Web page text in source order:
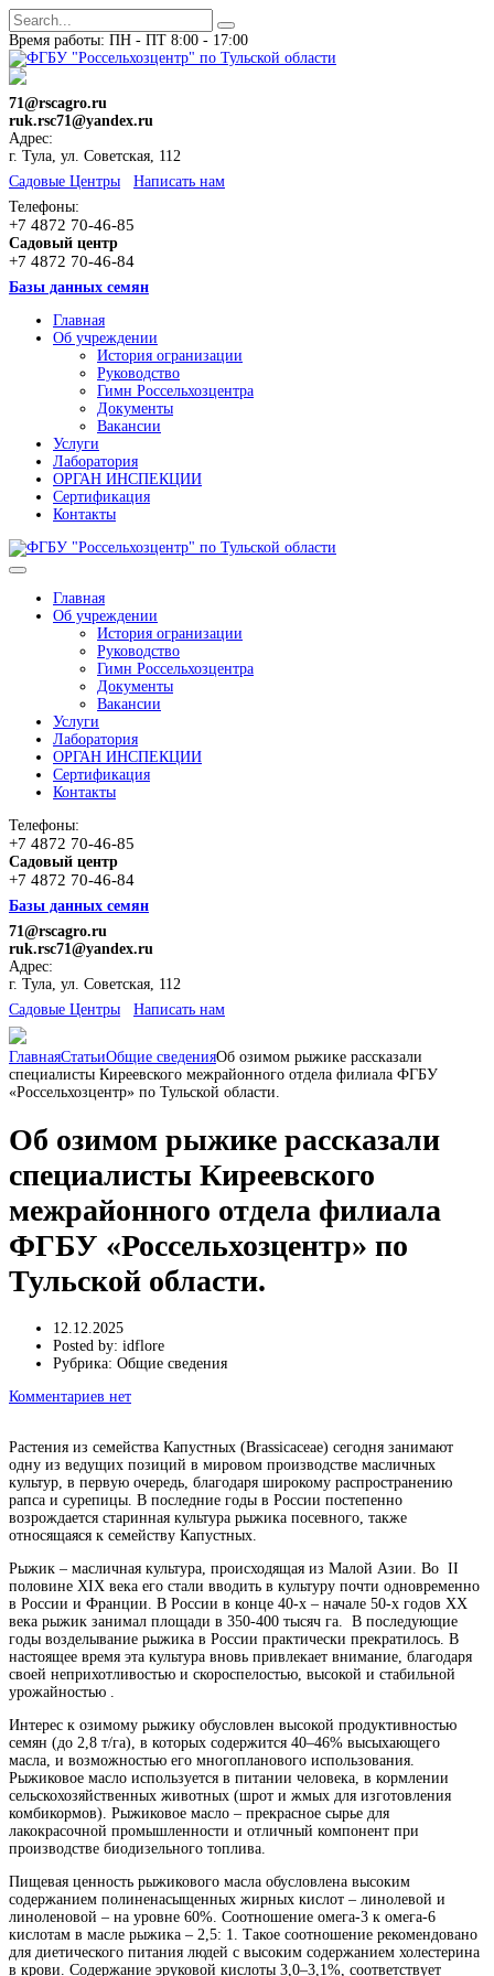
Время работы: ПН - ПТ 8:00 - 17:00
71@rscagro.ru
ruk.rsc71@yandex.ru
Адрес:
г. Тула, ул. Советская, 112
Cадовые Центры
Написать нам
Телефоны:
+7 4872 70-46-85
Садовый центр
+7 4872 70-46-84
Базы данных семян
Главная
Об учреждении
История огранизации
Руководство
Гимн Россельхозцентра
Документы
Вакансии
Услуги
Лаборатория
ОРГАН ИНСПЕКЦИИ
Сертификация
Контакты
Главная
Об учреждении
История огранизации
Руководство
Гимн Россельхозцентра
Документы
Вакансии
Услуги
Лаборатория
ОРГАН ИНСПЕКЦИИ
Сертификация
Контакты
Телефоны:
+7 4872 70-46-85
Садовый центр
+7 4872 70-46-84
Базы данных семян
71@rscagro.ru
ruk.rsc71@yandex.ru
Адрес:
г. Тула, ул. Советская, 112
Cадовые Центры
Написать нам
ГлавнаяСтатьиОбщие сведенияОб озимом рыжике рассказали
специалисты Киреевского межрайонного отдела филиала ФГБУ
«Россельхозцентр» по Тульской области.
Об озимом рыжике рассказали
специалисты Киреевского
межрайонного отдела филиала
ФГБУ «Россельхозцентр» по
Тульской области.
12.12.2025
Posted by: idflore
Рубрика: Общие сведения
Комментариев нет
Растения из семейства Капустных (Brassicaceae) сегодня занимают
одну из ведущих позиций в мировом производстве масличных
культур, в первую очередь, благодаря широкому распространению
рапса и сурепицы. В последние годы в России постепенно
возрождается старинная культура рыжика посевного, также
относящаяся к семейству Капустных.
Рыжик – масличная культура, происходящая из Малой Азии. Во II
половине XIX века его стали вводить в культуру почти одновременно
в России и Франции. В России в конце 40-х – начале 50-х годов XX
века рыжик занимал площади в 350-400 тысяч га. В последующие
годы возделывание рыжика в России практически прекратилось. В
настоящее время эта культура вновь привлекает внимание, благодаря
своей неприхотливостью и скороспелостью, высокой и стабильной
урожайностью .
Интерес к озимому рыжику обусловлен высокой продуктивностью
семян (до 2,8 т/га), в которых содержится 40–46% высыхающего
масла, и возможностью его многопланового использования.
Рыжиковое масло используется в питании человека, в кормлении
сельскохозяйственных животных (шрот и жмых для изготовления
комбикормов). Рыжиковое масло – прекрасное сырье для
лакокрасочной промышленности и отличный компонент при
производстве биодизельного топлива.
Пищевая ценность рыжикового масла обусловлена высоким
содержанием полиненасыщенных жирных кислот – линолевой и
линоленовой – на уровне 60%. Соотношение омега-3 к омега-6
кислотам в масле рыжика – 2,5: 1. Такое соотношение рекомендовано
для диетического питания людей с высоким содержанием холестерина
в крови. Содержание эруковой кислоты 3,0–3,1%, соответствует